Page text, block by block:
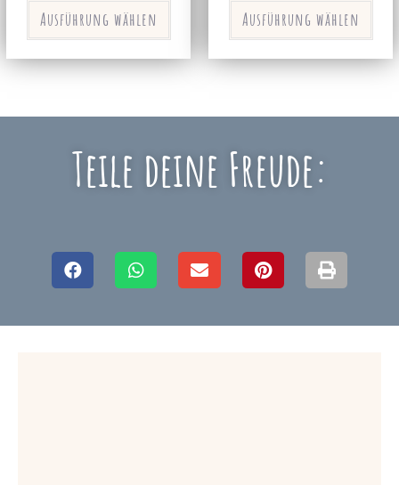
Ausführung wählen Ausführung wählen
Teile deine Freude: